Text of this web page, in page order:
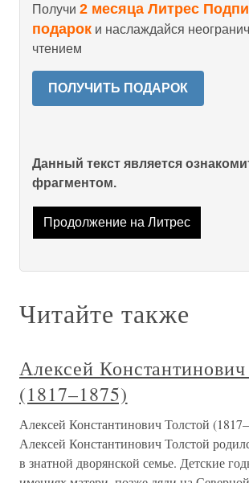
Получи 2 месяца Литрес
подарок и наслаждайся
чтением
ПОЛУЧИТЬ ПОДАРОК
Данный текст является
фрагментом.
Продолжение на Литрес
Читайте также
Алексей
(1817–1875)
Алексей Константинович Толстой
Алексей Константинович Толстой
в знатной дворянской семье. Детские